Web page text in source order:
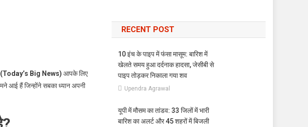
Big News) आपके लिए
आई हैं जिन्होंने सबका ध्यान अपनी
RECENT POST
10 इंच के पाइप में फंसा मासूम: बारिश में
खेलते समय हुआ दर्दनाक हादसा, जेसीबी से
पाइप तोड़कर निकाला गया शव
Upendra Agrawal
यूपी में मौसम का तांडव: 33 जिलों में भारी
बारिश का अलर्ट और 45 शहरों में बिजली